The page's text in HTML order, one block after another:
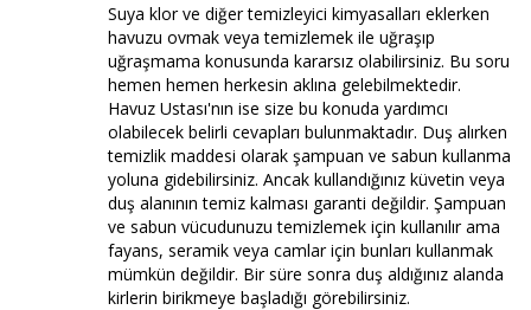
Suya klor ve diğer temizleyici kimyasalları eklerken
havuzu ovmak veya temizlemek ile uğraşıp
uğraşmama konusunda kararsız olabilirsiniz. Bu soru
hemen hemen herkesin aklına gelebilmektedir.
Havuz Ustası'nın ise size bu konuda yardımcı
olabilecek belirli cevapları bulunmaktadır. Duş alırken
temizlik maddesi olarak şampuan ve sabun kullanma
yoluna gidebilirsiniz. Ancak kullandığınız küvetin veya
duş alanının temiz kalması garanti değildir. Şampuan
ve sabun vücudunuzu temizlemek için kullanılır ama
fayans, seramik veya camlar için bunları kullanmak
mümkün değildir. Bir süre sonra duş aldığınız alanda
kirlerin birikmeye başladığı görebilirsiniz.